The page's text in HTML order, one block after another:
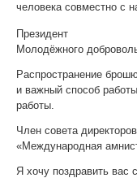
человека совместно с
Президент
Молодёжного
Распространение
и важный способ
работы.
Член совета
«Международная
Я хочу поздравить